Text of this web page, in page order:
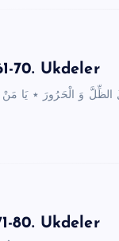
70. Ukdeler
80. Ukdeler